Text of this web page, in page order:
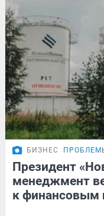
БИЗНЕС
Президент
менеджмент
к финансовым